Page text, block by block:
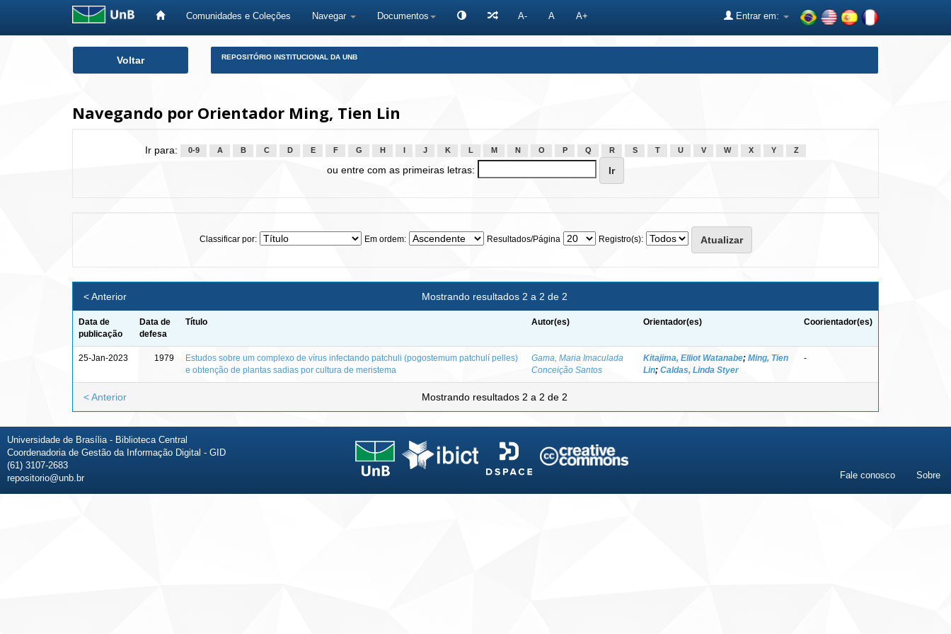
Comunidades e Coleções Navegar Documentos A- A A+ Entrar em:
Voltar REPOSITÓRIO INSTITUCIONAL DA UNB
Navegando por Orientador Ming, Tien Lin
Ir para: 0-9 A B C D E F G H J K L M N O P Q R S T U V W X Y Z
ou entre com as primeiras letras:
Classificar por: Em ordem: Resultados/Página Registro(s):
Mostrando resultados 2 a 2 de 2
< Anterior
Data de
publicação
Data de
defesa
Título Autor(es) Orientador(es) Coorientador(es)
25-Jan-2023 1979
Estudos sobre um complexo de vírus infectando patchuli (pogostemum patchulí pelles)
e obtenção de plantas sadias por cultura de meristema
Gama, Maria Imaculada
Conceição Santos
Kitajima, Elliot Watanabe; Ming, Tien
Lin; Caldas, Linda Styer
-
Mostrando resultados 2 a 2 de 2
< Anterior
Universidade de Brasília - Biblioteca Central
Coordenadoria de Gestão da Informação Digital - GID
(61) 3107-2683
repositorio@unb.br
Fale conosco Sobre